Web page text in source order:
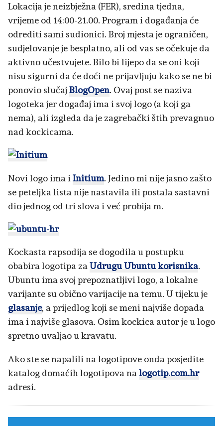
Lokacija je neizbježna (FER), sredina tjedna,
vrijeme od 14:00-21.00. Program i događanja će
odrediti sami sudionici. Broj mjesta je ograničen,
sudjelovanje je besplatno, ali od vas se očekuje da
aktivno učestvujete. Bilo bi lijepo da se oni koji
nisu sigurni da će doći ne prijavljuju kako se ne bi
ponovio slučaj BlogOpen. Ovaj post se naziva
logoteka jer događaj ima i svoj logo (a koji ga
nema), ali izgleda da je zagrebački štih prevagnuo
nad kockicama.
Novi logo ima i Initium. Jedino mi nije jasno zašto
se peteljka lista nije nastavila ili postala sastavni
dio jednog od tri slova i već probija m.
Kockasta rapsodija se dogodila u postupku
obabira logotipa zaUdrugu Ubuntu korisnika.
Ubuntu ima svoj prepoznatljivi logo, a lokalne
varijante su obično varijacije na temu. U tijeku je
glasanje, a prijedlog koji se meni najviše dopada
ima i najviše glasova. Osim kockica autor je u logo
spretno uvaljao u kravatu.
Ako ste se napalili na logotipove onda posjedite
katalog domaćih logotipova na logotip.com.hr
adresi.